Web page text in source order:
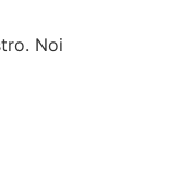
Noi